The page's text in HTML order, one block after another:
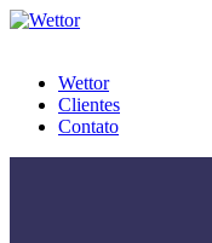
Wettor
Clientes
Contato